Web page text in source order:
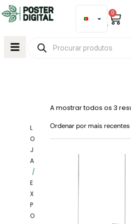
0
L
O
J
A
/
E
X
P
O
A mostrar todos os 3